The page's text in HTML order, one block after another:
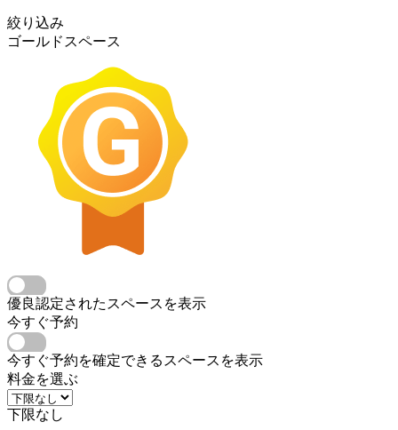
絞り込み
ゴールドスペース
優良認定されたスペースを表示
今すぐ予約
今すぐ予約を確定できるスペースを表示
料金を選ぶ
下限なし